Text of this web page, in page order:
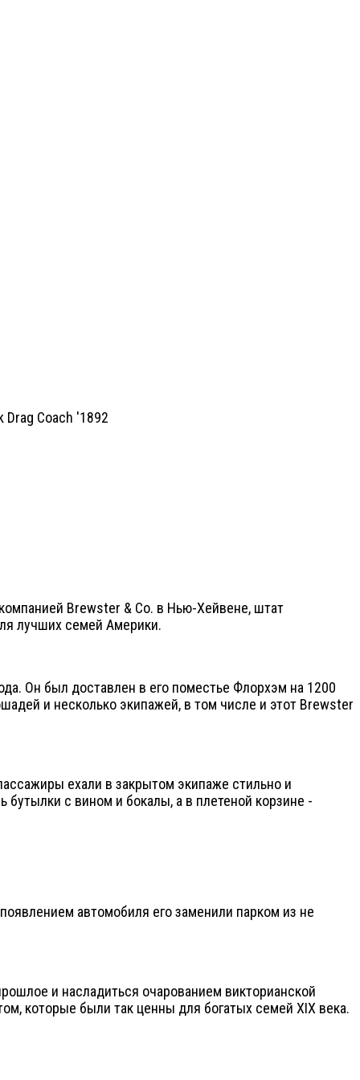
Brewster & Co. в Нью-Хейвене, штат
лучших семей Америки.
Он был доставлен в его поместье Флорхэм на 1200
и несколько экипажей, в том числе и этот Brewster
ехали в закрытом экипаже стильно и
с вином и бокалы, а в плетеной корзине -
автомобиля его заменили парком из не
и насладиться очарованием викторианской
которые были так ценны для богатых семей XIX века.